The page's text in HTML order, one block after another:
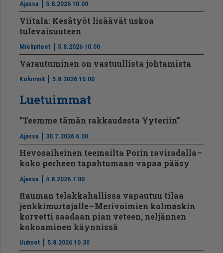
Ajassa 5.8.2026 10.00
Viitala: Kesätyöt lisäävät uskoa
tulevaisuuteen
Mielipiteet 5.8.2026 10.00
Varautuminen on vastuullista johtamista
Kolumnit 5.8.2026 10.00
Luetuimmat
”Teemme tämän rakkaudesta Yyteriin”
Ajassa 30.7.2026 6.00
Hevosaiheinen teemailta Porin raviradalla –
koko perheen tapahtumaan vapaa pääsy
Ajassa 4.8.2026 7.00
Rauman telakkahallissa vapautuu tilaa
jenkkimurtajalle – Merivoimien kolmaskin
korvetti saadaan pian veteen, neljännen
kokoaminen käynnissä
Uutiset 5.8.2026 10.30